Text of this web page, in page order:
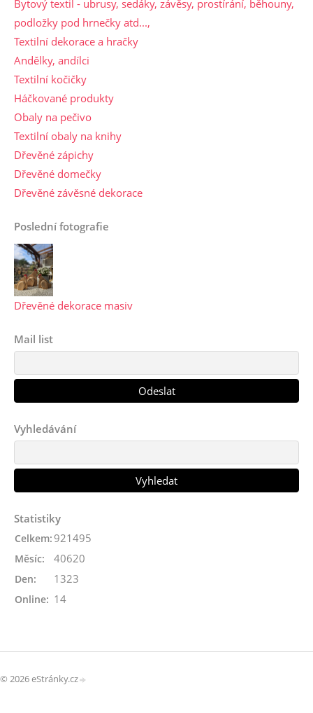
Bytový textil - ubrusy, sedáky, závěsy, prostírání, běhouny,
podložky pod hrnečky atd...,
Textilní dekorace a hračky
Andělky, andílci
Textilní kočičky
Háčkované produkty
Obaly na pečivo
Textilní obaly na knihy
Dřevěné zápichy
Dřevěné domečky
Dřevěné závěsné dekorace
Poslední fotografie
Dřevěné dekorace masiv
Mail list
Vyhledávání
Statistiky
Online: 14
Celkem: 921495
Měsíc: 40620
Den: 1323
© 2026 eStránky.cz